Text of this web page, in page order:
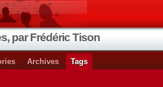
par Frédéric Tison
Archives Tags